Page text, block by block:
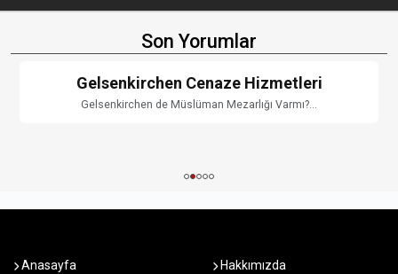
Son Yorumlar
Gelsenkirchen Cenaze Hizmetleri
Gelsenkirchen de Müslüman Mezarlığı Varmı?...
Anasayfa
Hakkımızda